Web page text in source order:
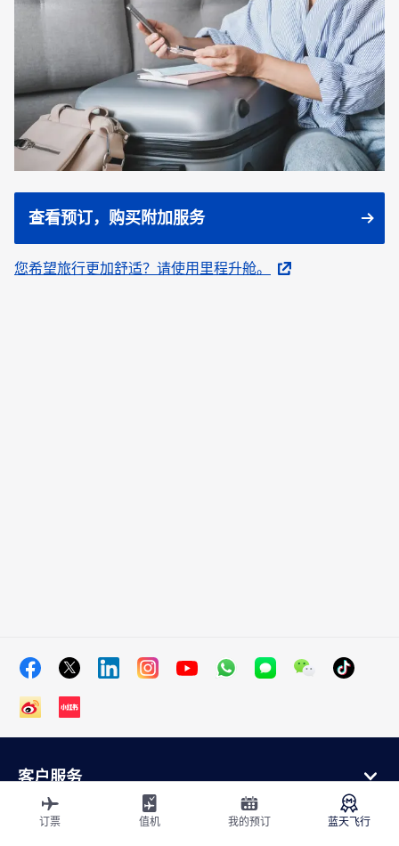
查看预订，购买附加服务
您希望旅行更加舒适？请使用里程升舱。
客户服务
在线购买
会员计划和合作伙伴
订票 值机 我的预订 蓝天飞行